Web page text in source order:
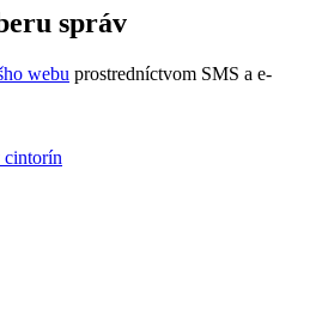
správ
webu prostredníctvom SMS a e-